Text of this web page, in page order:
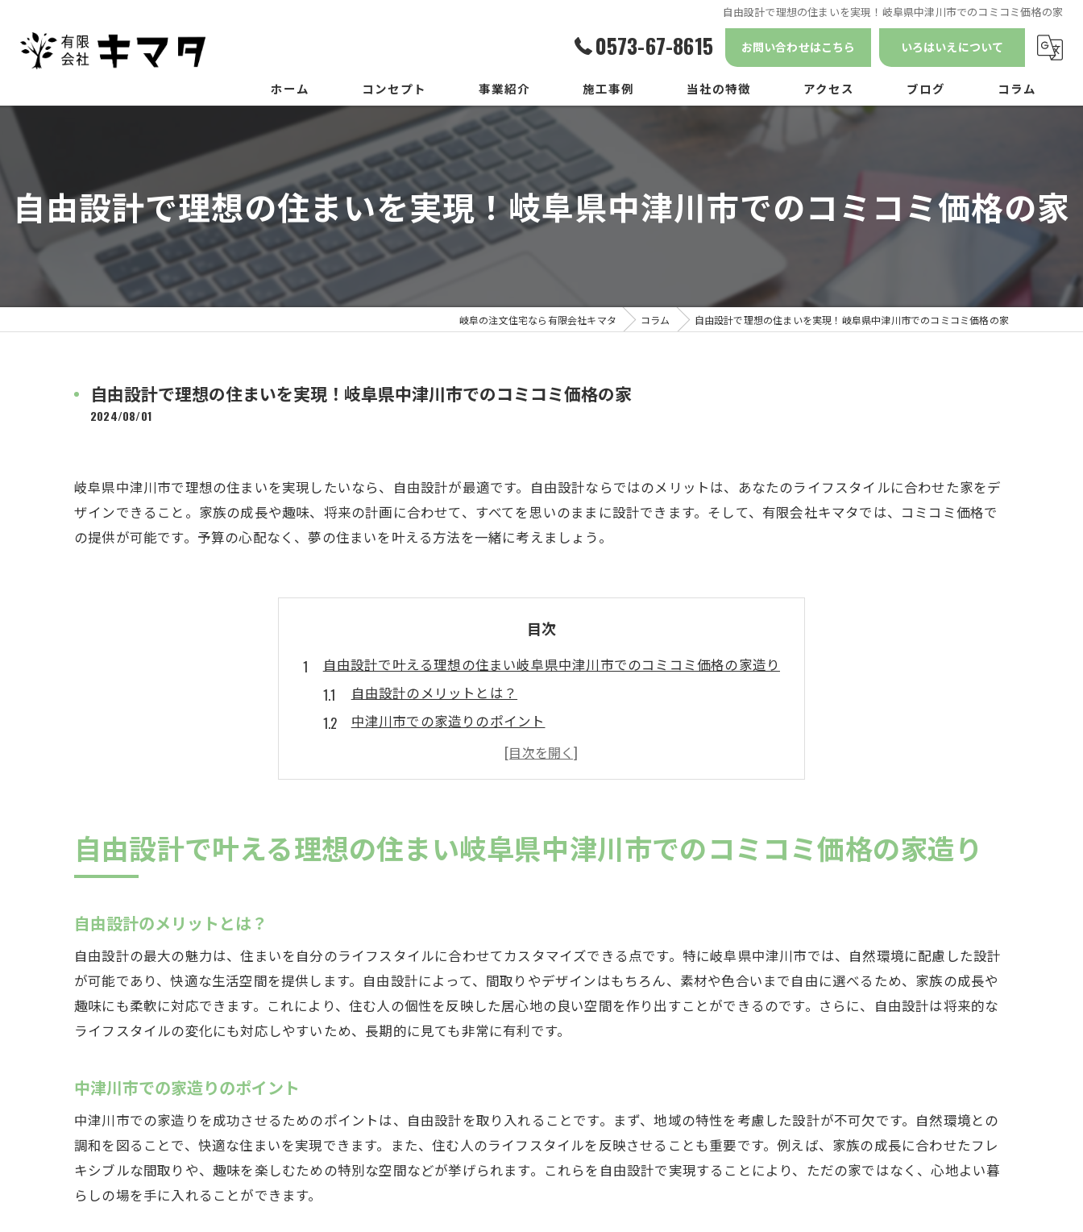
自由設計で理想の住まいを実現！岐阜県中津川市でのコミコミ価格の家
0573-67-8615 お問い合わせはこちら いろはいえについて
ホーム コンセプト 事業紹介
家造りまでの流れ
いろはいえの選び方
地震保証付住宅とは
施工事例 当社の特徴
デザイン
施工
アクセス ブログ コラム
自由設計で理想の住まいを実現！岐阜県中津川市でのコミコミ価格の家
岐阜の注文住宅なら有限会社キマタ コラム 自由設計で理想の住まいを実現！岐阜県中津川市でのコミコミ価格の家
自由設計で理想の住まいを実現！岐阜県中津川市でのコミコミ価格の家
2024/08/01
岐阜県中津川市で理想の住まいを実現したいなら、自由設計が最適です。自由設計ならではのメリットは、あなたのライフスタイルに合わせた家をデ
ザインできること。家族の成長や趣味、将来の計画に合わせて、すべてを思いのままに設計できます。そして、有限会社キマタでは、コミコミ価格で
の提供が可能です。予算の心配なく、夢の住まいを叶える方法を一緒に考えましょう。
目次
自由設計で叶える理想の住まい岐阜県中津川市でのコミコミ価格の家造り
自由設計のメリットとは？
中津川市での家造りのポイント
コミコミ価格の魅力を探る
家族の成長に合わせた設計
予算内で夢の家を実現する方法
自由設計が可能な中津川市で見つけるあなたの夢のマイホーム
コミコミ価格で安心の家造り
住み心地を重視した設計ポイント
家族全員が満足できる住まい
自然豊かな中津川市での暮らし
自由設計で叶える理想の住まい
中津川市での家造りの魅力
予算内で叶える夢の住まい
自由設計で叶える理想の住まい岐阜県中津川市でのコミコミ価格の家造り
自由設計のメリットとは？
自由設計の最大の魅力は、住まいを自分のライフスタイルに合わせてカスタマイズできる点です。特に岐阜県中津川市では、自然環境に配慮した設計
が可能であり、快適な生活空間を提供します。自由設計によって、間取りやデザインはもちろん、素材や色合いまで自由に選べるため、家族の成長や
趣味にも柔軟に対応できます。これにより、住む人の個性を反映した居心地の良い空間を作り出すことができるのです。さらに、自由設計は将来的な
ライフスタイルの変化にも対応しやすいため、長期的に見ても非常に有利です。
中津川市での家造りのポイント
中津川市での家造りを成功させるためのポイントは、自由設計を取り入れることです。まず、地域の特性を考慮した設計が不可欠です。自然環境との
調和を図ることで、快適な住まいを実現できます。また、住む人のライフスタイルを反映させることも重要です。例えば、家族の成長に合わせたフレ
キシブルな間取りや、趣味を楽しむための特別な空間などが挙げられます。これらを自由設計で実現することにより、ただの家ではなく、心地よい暮
らしの場を手に入れることができます。